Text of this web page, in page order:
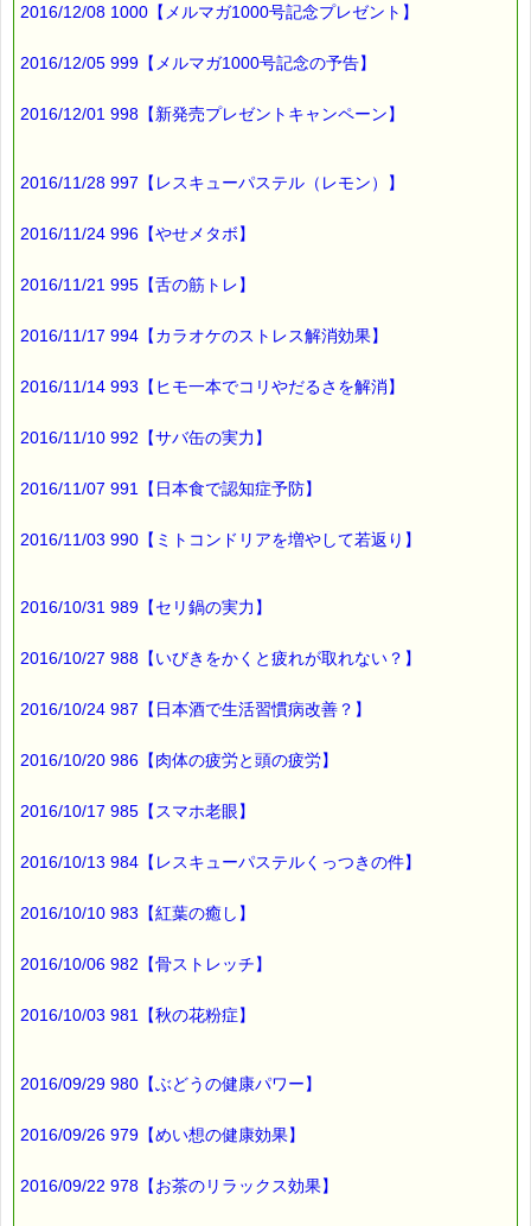
期限は設定していないのですが、
2016年も
こころ・サポート キャンペーンを
５年が経ちました。
毎年この時期には
震災関連の情報を目にする機会が
こころ・サポート継続のお知らせでした。
■本日のオススメ情報
━━━━━━━━━━━━━━━━━━━━☆
▼ストレスケアに役立つレスキューシリーズ特集ページ
▼レスキュープラスロゼンジの３個セット
▼あなたにぴったりのバッチフラワーが見つかる－選び方ガイ
http://www.pass-thyme.com/guide/info.asp
■オススメの講座情報
★ただいま募集中です（３月開催）
→https://www.facebook.com/pass.thyme.bach.flower
■ｅパスタイム通信編集長 ルコ＠千葉るみこ 編集後記
2016/12/08 1000【メルマガ1000号記念プレゼント】
2016/12/05 999【メルマガ1000号記念の予告】
2016/12/01 998【新発売プレゼントキャンペーン】
2016/11/28 997【レスキューパステル（レモン）】
2016/11/24 996【やせメタボ】
2016/11/21 995【舌の筋トレ】
2016/11/17 994【カラオケのストレス解消効果】
2016/11/14 993【ヒモ一本でコリやだるさを解消】
2016/11/10 992【サバ缶の実力】
2016/11/07 991【日本食で認知症予防】
2016/11/03 990【ミトコンドリアを増やして若返り】
2016/10/31 989【セリ鍋の実力】
2016/10/27 988【いびきをかくと疲れが取れない？】
2016/10/24 987【日本酒で生活習慣病改善？】
2016/10/20 986【肉体の疲労と頭の疲労】
2016/10/17 985【スマホ老眼】
2016/10/13 984【レスキューパステルくっつきの件】
2016/10/10 983【紅葉の癒し】
2016/10/06 982【骨ストレッチ】
2016/10/03 981【秋の花粉症】
2016/09/29 980【ぶどうの健康パワー】
2016/09/26 979【めい想の健康効果】
2016/09/22 978【お茶のリラックス効果】